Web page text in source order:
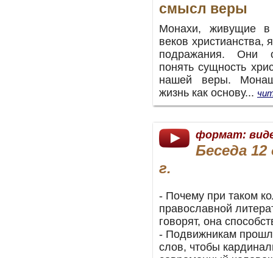
смысл веры
Монахи, живущие
веков
подражания. Они
понять сущность
нашей веры.
жизнь как основу...
формат:
Беседа 12
г.
- Почему при таком
православной
говорят, она
- Подвижникам
слов, чтобы